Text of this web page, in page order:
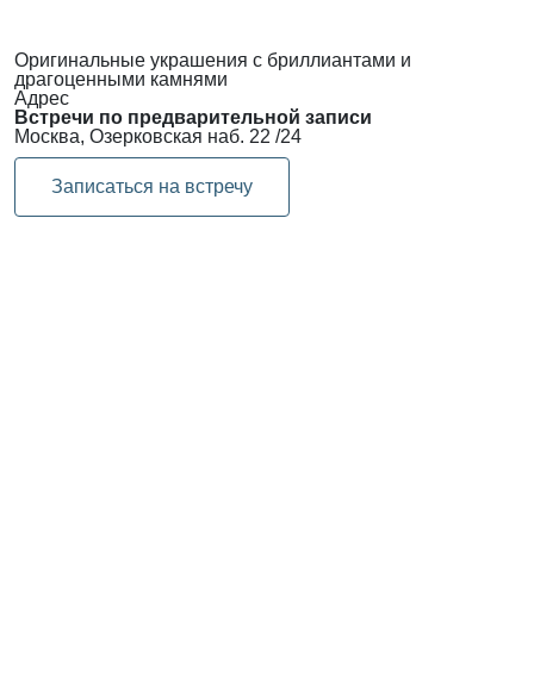
Оригинальные украшения с бриллиантами и
драгоценными камнями
Адрес
Встречи по предварительной записи
Москва, Озерковская наб. 22 /24
Записаться на встречу